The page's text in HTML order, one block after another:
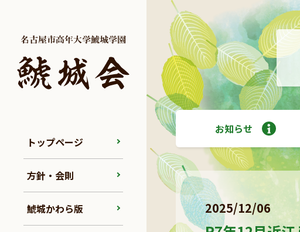
トップページ
方針・会則
鯱城かわら版
お知らせ
2025/12/06